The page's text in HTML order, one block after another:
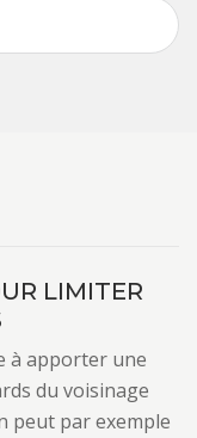
LIMITER
à apporter une
du voisinage
peut par exemple